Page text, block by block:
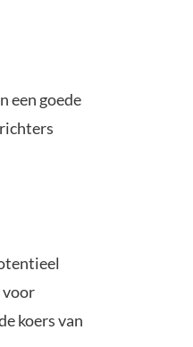
een goede
voor
koers van